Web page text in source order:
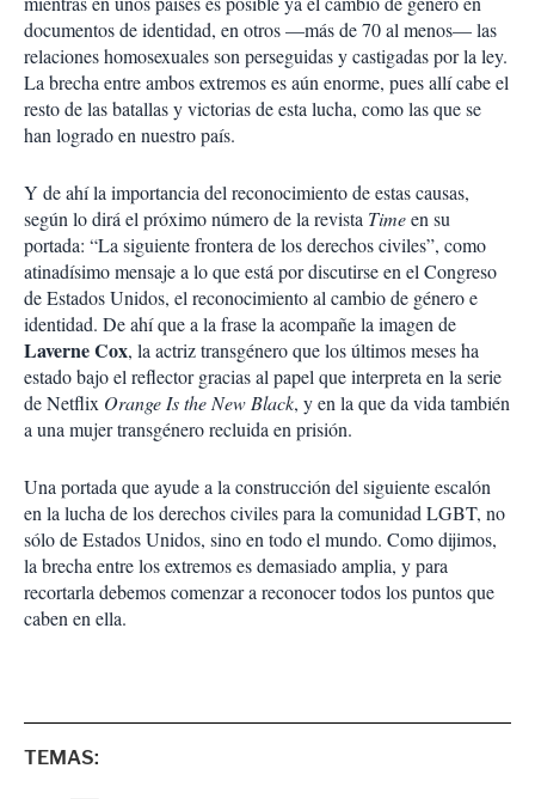
documentos de identidad, en otros —más de 70 al menos— las
relaciones homosexuales son perseguidas y castigadas por la ley.
La brecha entre ambos extremos es aún enorme, pues allí cabe el
resto de las batallas y victorias de esta lucha, como las que se
han logrado en nuestro país.
Y de ahí la importancia del reconocimiento de estas causas,
según lo dirá el próximo número de la revista Timeen su
portada: “La siguiente frontera de los derechos civiles”, como
atinadísimo mensaje a lo que está por discutirse en el Congreso
de Estados Unidos, el reconocimiento al cambio de género e
identidad. De ahí que a la frase la acompañe la imagen de
Laverne Cox, la actriz transgénero que los últimos meses ha
estado bajo el reflector gracias al papel que interpreta en la serie
de Netflix Orange Is the New Black, y en la que da vida también
a una mujer transgénero recluida en prisión.
Una portada que ayude a la construcción del siguiente escalón
en la lucha de los derechos civiles para la comunidad LGBT, no
sólo de Estados Unidos, sino en todo el mundo. Como dijimos,
la brecha entre los extremos es demasiado amplia, y para
recortarla debemos comenzar a reconocer todos los puntos que
caben en ella.
TEMAS: